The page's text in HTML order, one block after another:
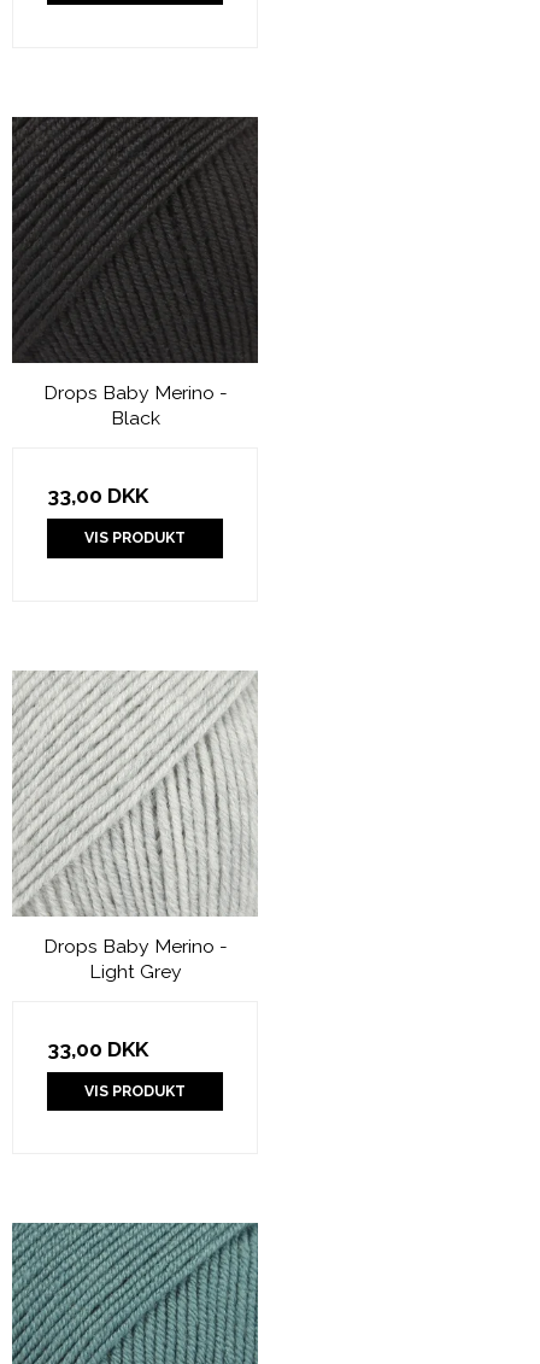
Drops Baby Merino -
Black
33,00 DKK
VIS PRODUKT
Drops Baby Merino -
Light Grey
33,00 DKK
VIS PRODUKT